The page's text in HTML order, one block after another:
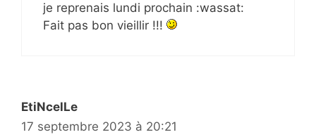
je reprenais lundi prochain :wassat:
Fait pas bon vieillir !!!
EtiNcelLe
17 septembre 2023 à 20:21